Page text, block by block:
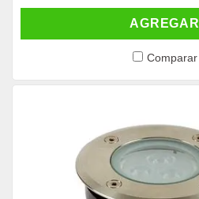
AGREGAR
Comparar